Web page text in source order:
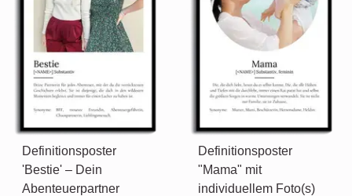
Definitionsposter
'Bestie' – Dein
Abenteuerpartner
Definitionsposter
"Mama" mit
individuellem Foto(s)